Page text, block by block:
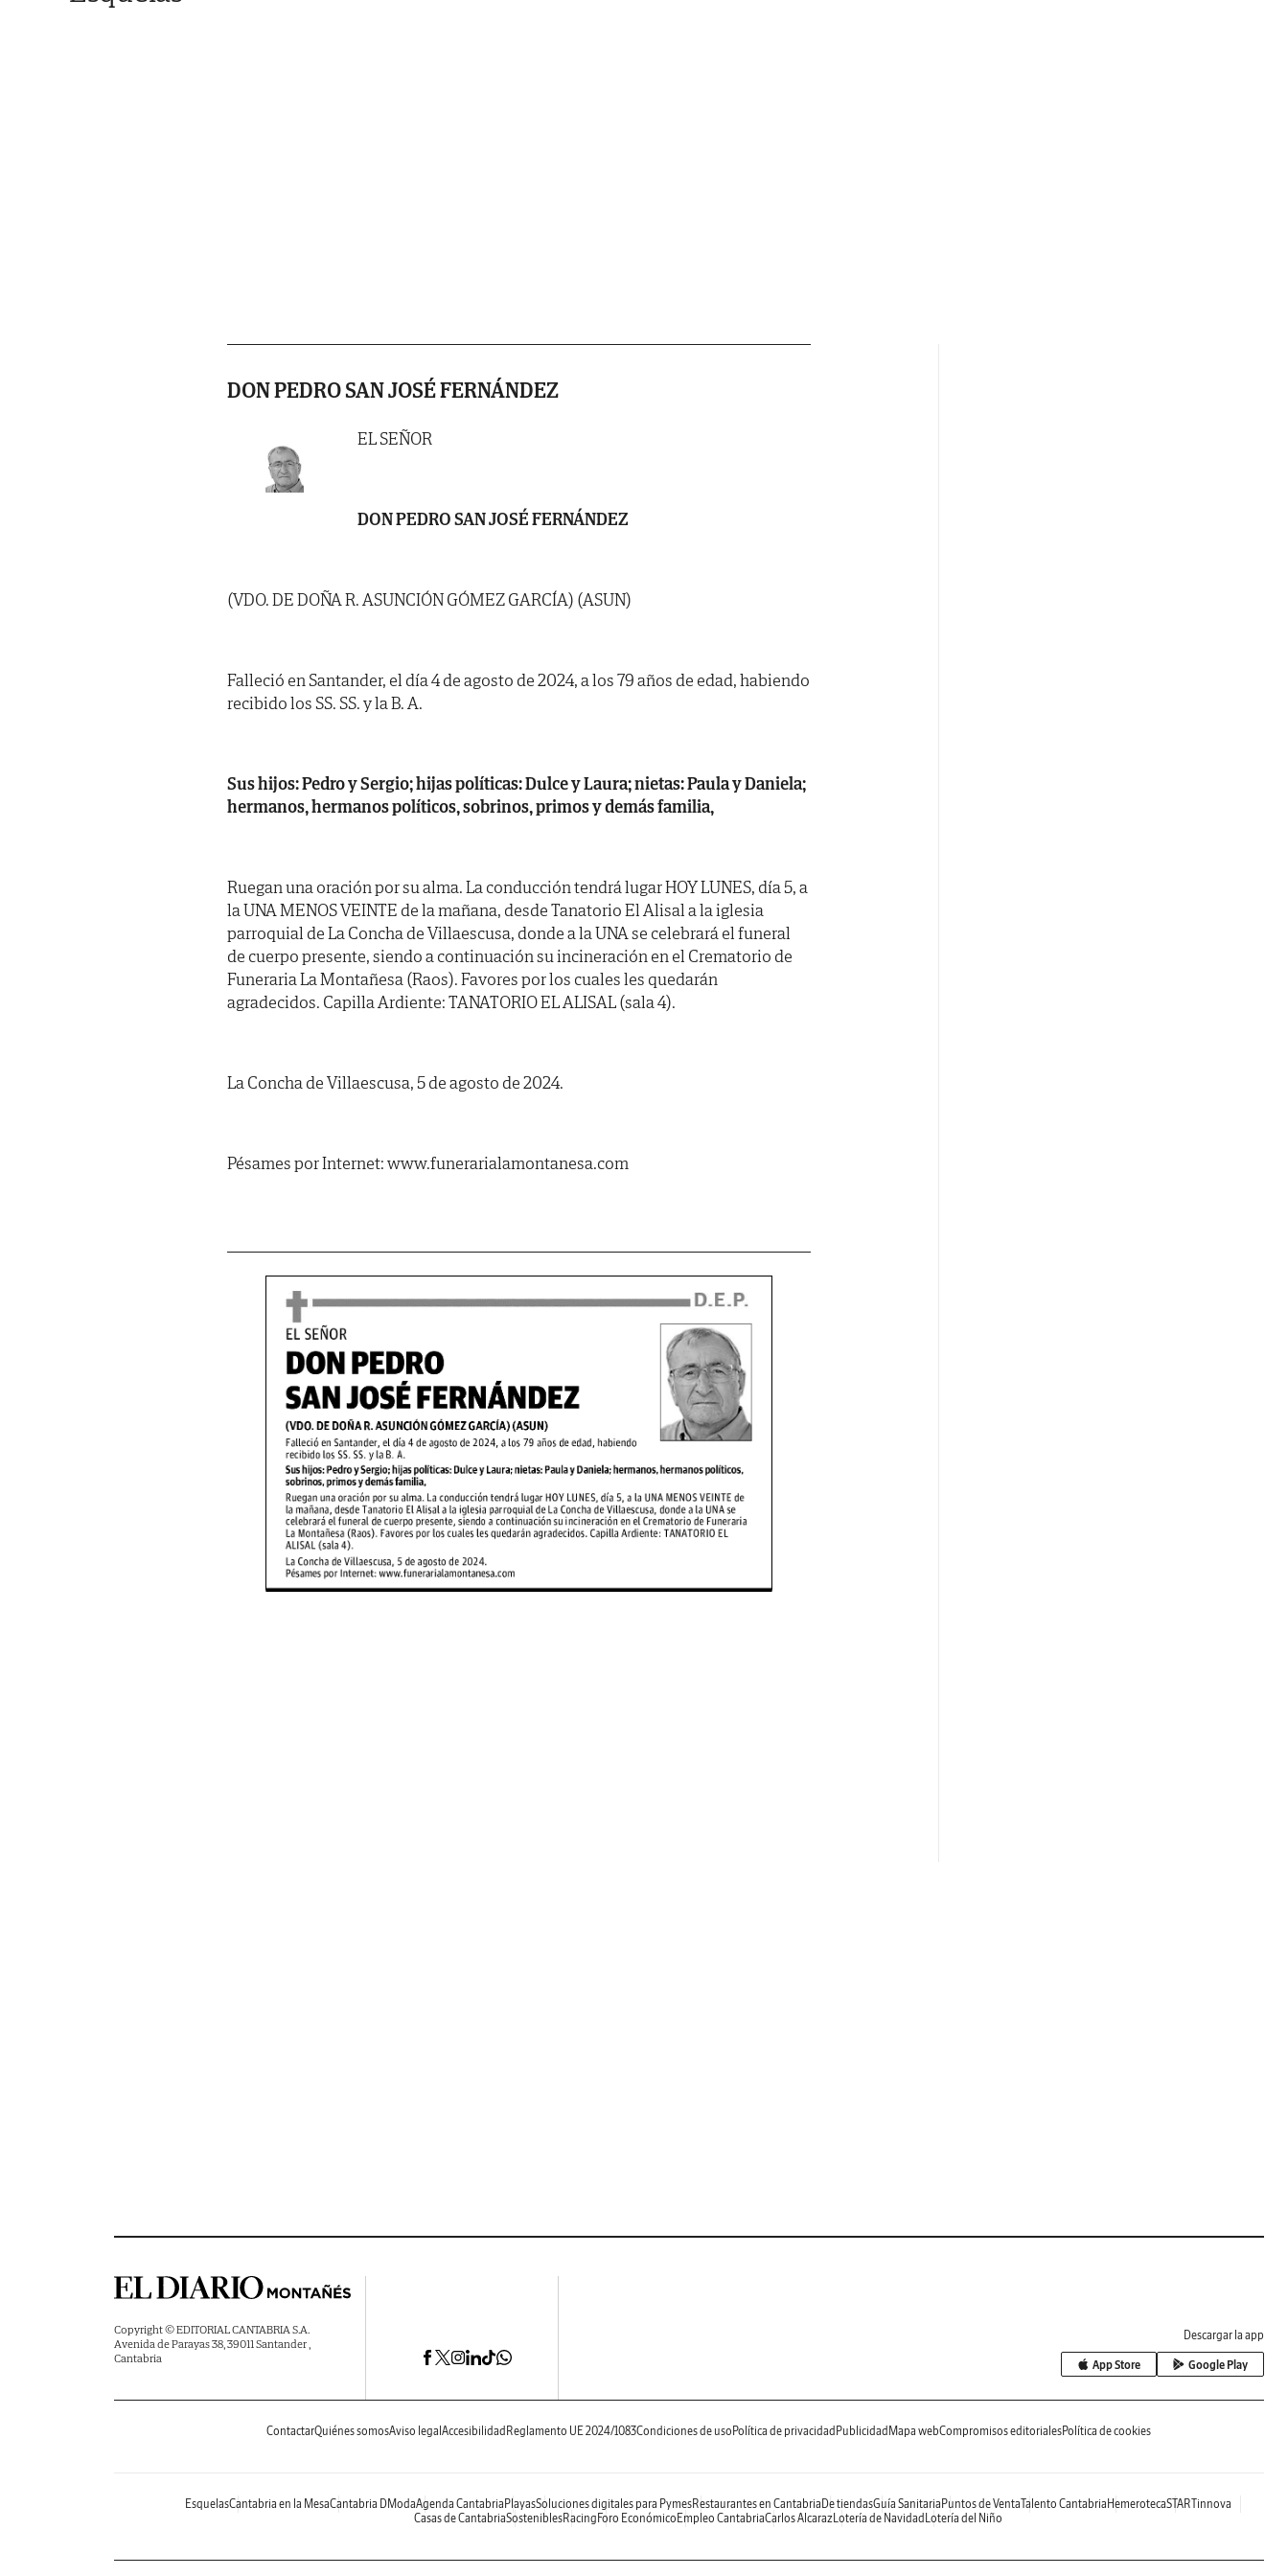
DON PEDRO SAN JOSÉ FERNÁNDEZ
EL SEÑOR
DON PEDRO SAN JOSÉ FERNÁNDEZ
(VDO. DE DOÑA R. ASUNCIÓN GÓMEZ GARCÍA) (ASUN)
Falleció en Santander, el día 4 de agosto de 2024, a los 79 años de edad, habiendo
recibido los SS. SS. y la B. A.
Sus hijos: Pedro y Sergio; hijas políticas: Dulce y Laura; nietas: Paula y Daniela;
hermanos, hermanos políticos, sobrinos, primos y demás familia,
Ruegan una oración por su alma. La conducción tendrá lugar HOY LUNES, día 5, a
la UNA MENOS VEINTE de la mañana, desde Tanatorio El Alisal a la iglesia
parroquial de La Concha de Villaescusa, donde a la UNA se celebrará el funeral
de cuerpo presente, siendo a continuación su incineración en el Crematorio de
Funeraria La Montañesa (Raos). Favores por los cuales les quedarán
agradecidos. Capilla Ardiente: TANATORIO EL ALISAL (sala 4).
La Concha de Villaescusa, 5 de agosto de 2024.
Pésames por Internet: www.funerarialamontanesa.com
Copyright © EDITORIAL CANTABRIA S.A.
Avenida de Parayas 38, 39011 Santander ,
Cantabria
Descargar la app
App Store Google Play
ContactarQuiénes somosAviso legal Accesibilidad Reglamento UE 2024/1083Condiciones de uso Política de privacidad Publicidad Mapa webCompromisos editorialesPolítica de cookies
EsquelasCantabria en la MesaCantabria DModaAgenda Cantabria PlayasSoluciones digitales para PymesRestaurantes en Cantabria De tiendasGuía Sanitaria Puntos de VentaTalento Cantabria HemerotecaSTARTinnova
Casas de CantabriaSosteniblesRacing Foro Económico Empleo CantabriaCarlos AlcarazLotería de Navidad Lotería del Niño